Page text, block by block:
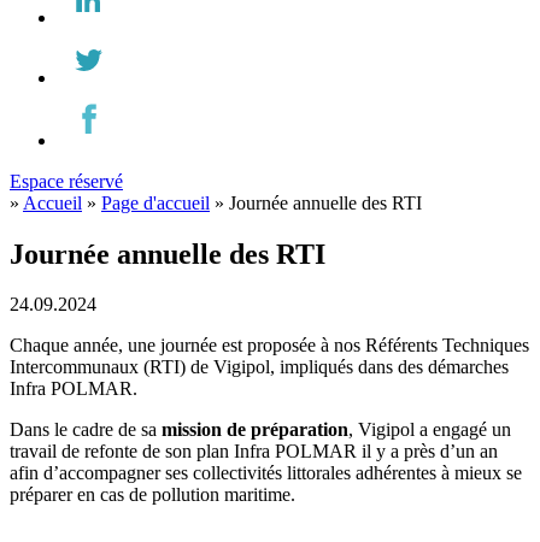
Espace réservé
» Accueil » Page d'accueil » Journée annuelle des RTI
Journée annuelle des RTI
24.09.2024
Chaque année, une journée est proposée à nos Référents Techniques
Intercommunaux (RTI) de Vigipol, impliqués dans des démarches
Infra POLMAR.
Dans le cadre de sa mission de préparation, Vigipol a engagé un
travail de refonte de son plan Infra POLMAR il y a près d’un an
afin d’accompagner ses collectivités littorales adhérentes à mieux se
préparer en cas de pollution maritime.